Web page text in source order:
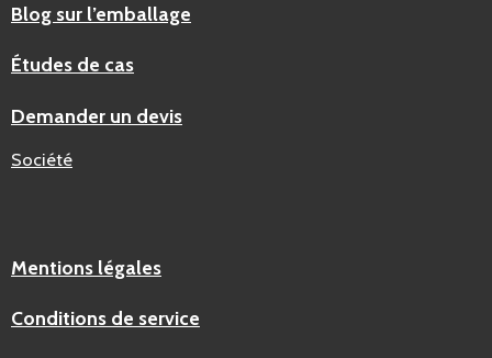
Blog sur l’emballage
Études de cas
Demander un devis
Société
Mentions légales
Conditions de service